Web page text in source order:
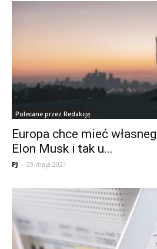
Polecane przez Redakcję
Europa chce mieć
Elon Musk i tak u...
PJ - 29 maja 2021